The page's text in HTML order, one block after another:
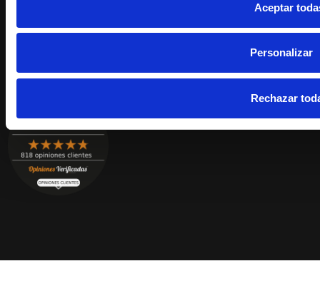
Aceptar
Personalizar
Rechazar
© 2023 Conservas
Serrats